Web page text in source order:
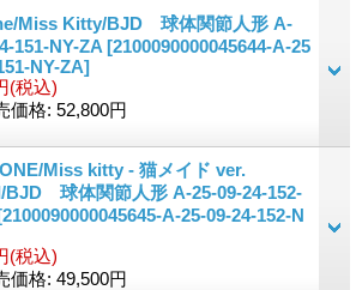
Miss Kitty/BJD 球体関節人形 A-
151-NY-ZA [2100090000045644-A-25
NY-ZA]
(税込)
価格: 52,800円
Miss kitty - 猫メイド ver.
BJD 球体関節人形 A-25-09-24-152-
A-25-09-24-152-N
(税込)
価格: 49,500円